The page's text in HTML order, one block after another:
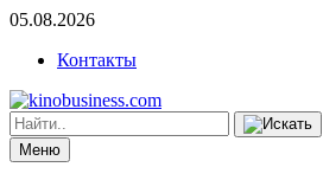
05.08.2026
Контакты
Меню